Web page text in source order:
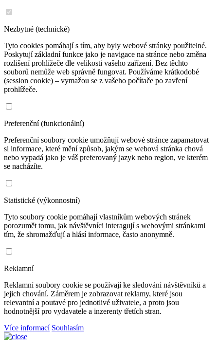
Nezbytné (technické)
Tyto cookies pomáhají s tím, aby byly webové stránky použitelné.
Poskytují základní funkce jako je navigace na stránce nebo změna
rozlišení prohlížeče dle velikosti vašeho zařízení. Bez těchto
souborů nemůže web správně fungovat. Používáme krátkodobé
(session cookie) – vymažou se z vašeho počítače po zavření
prohlížeče.
Preferenční (funkcionální)
Preferenční soubory cookie umožňují webové stránce zapamatovat
si informace, které mění způsob, jakým se webová stránka chová
nebo vypadá jako je váš preferovaný jazyk nebo region, ve kterém
se nacházíte.
Statistické (výkonnostní)
Tyto soubory cookie pomáhají vlastníkům webových stránek
porozumět tomu, jak návštěvníci interagují s webovými stránkami
tím, že shromažďují a hlásí informace, často anonymně.
Reklamní
Reklamní soubory cookie se používají ke sledování návštěvníků a
jejich chování. Záměrem je zobrazovat reklamy, které jsou
relevantní a poutavé pro jednotlivé uživatele, a proto jsou
hodnotnější pro vydavatele a inzerenty třetích stran.
Více informací Souhlasím